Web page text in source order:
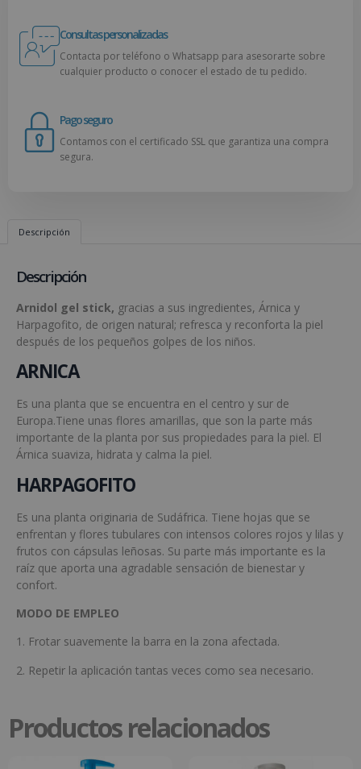
Consultas personalizadas
Contacta por teléfono o Whatsapp para asesorarte sobre
cualquier producto o conocer el estado de tu pedido.
Pago seguro
Contamos con el certificado SSL que garantiza una compra
segura.
Descripción
Descripción
Arnidol gel stick, gracias a sus ingredientes, Árnica y
Harpagofito, de origen natural; refresca y reconforta la piel
después de los pequeños golpes de los niños.
ARNICA
Es una planta que se encuentra en el centro y sur de
Europa.Tiene unas flores amarillas, que son la parte más
importante de la planta por sus propiedades para la piel. El
Árnica suaviza, hidrata y calma la piel.
HARPAGOFITO
Es una planta originaria de Sudáfrica. Tiene hojas que se
enfrentan y flores tubulares con intensos colores rojos y lilas y
frutos con cápsulas leñosas. Su parte más importante es la
raíz que aporta una agradable sensación de bienestar y
confort.
MODO DE EMPLEO
1. Frotar suavemente la barra en la zona afectada.
2. Repetir la aplicación tantas veces como sea necesario.
Productos relacionados